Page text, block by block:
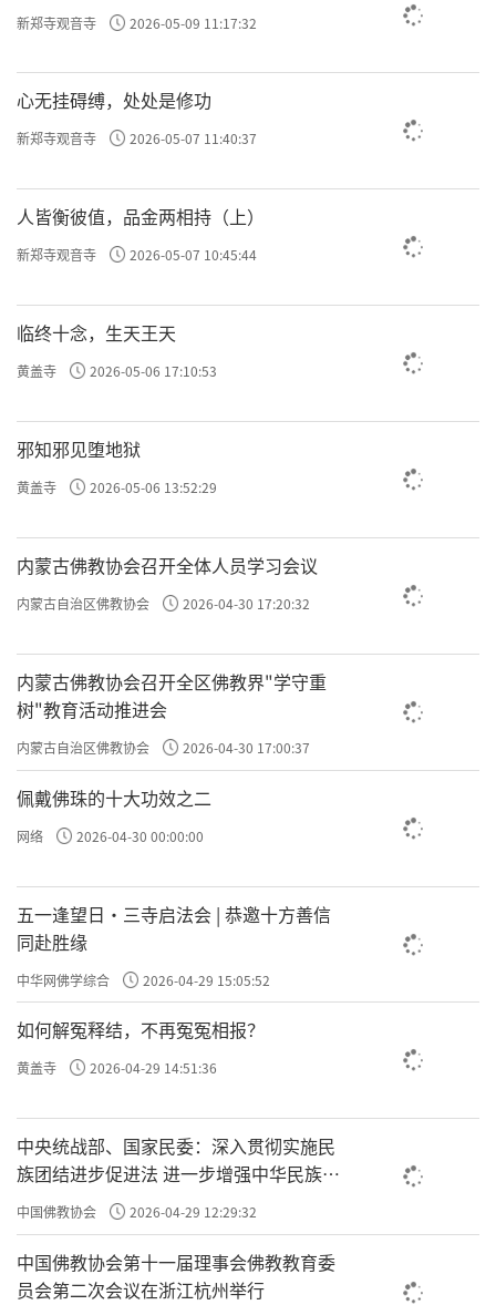
新郑寺观音寺 2026-05-09 11:17:32
心无挂碍缚，处处是修功
新郑寺观音寺 2026-05-07 11:40:37
人皆衡彼值，品金两相持（上）
新郑寺观音寺 2026-05-07 10:45:44
临终十念，生天王天
黄盖寺 2026-05-06 17:10:53
邪知邪见堕地狱
黄盖寺 2026-05-06 13:52:29
内蒙古佛教协会召开全体人员学习会议
内蒙古自治区佛教协会 2026-04-30 17:20:32
内蒙古佛教协会召开全区佛教界"学守重
树"教育活动推进会
内蒙古自治区佛教协会 2026-04-30 17:00:37
佩戴佛珠的十大功效之二
网络 2026-04-30 00:00:00
五一逢望日・三寺启法会 | 恭邀十方善信
同赴胜缘
中华网佛学综合 2026-04-29 15:05:52
如何解冤释结，不再冤冤相报？
黄盖寺 2026-04-29 14:51:36
中央统战部、国家民委：深入贯彻实施民
族团结进步促进法 进一步增强中华民族凝
聚力向心力
中国佛教协会 2026-04-29 12:29:32
中国佛教协会第十一届理事会佛教教育委
员会第二次会议在浙江杭州举行